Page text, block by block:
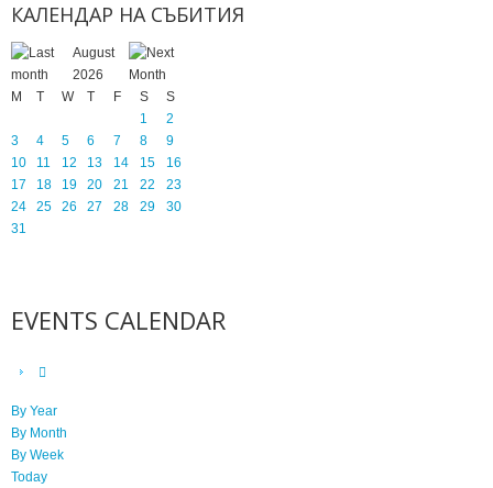
КАЛЕНДАР НА СЪБИТИЯ
August
2026
M
T W T F S
S
1
2
3
4 5 6 7 8
9
10
11 12 13 14 15
16
17
18 19 20 21 22
23
24
25 26 27 28 29
30
31
EVENTS CALENDAR
By Year
By Month
By Week
Today